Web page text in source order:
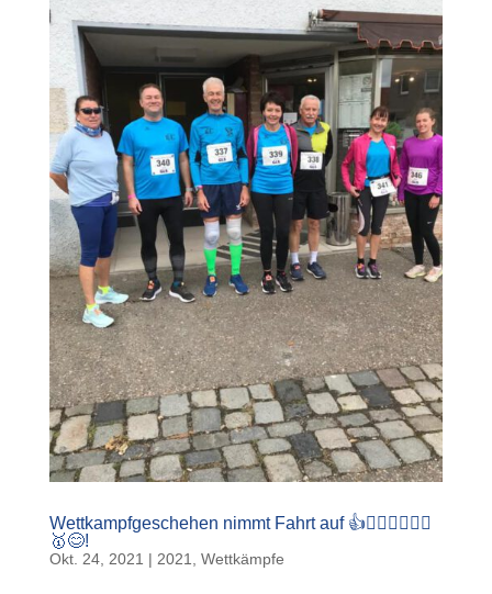
Wettkampfgeschehen nimmt Fahrt auf 👍🏃🏽‍♀️🏃🏻‍♂️
🥇😊!
Okt. 24, 2021 | 2021 Wettkämpfe